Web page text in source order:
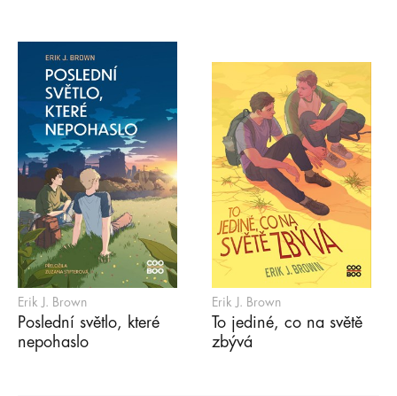
Erik J. Brown
Poslední světlo, které
nepohaslo
Erik J. Brown
To jediné, co na světě
zbývá